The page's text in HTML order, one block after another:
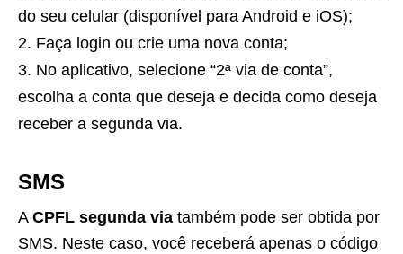
do seu celular (disponível para Android e iOS);
Faça login ou crie uma nova conta;
No aplicativo, selecione “2ª via de conta”,
escolha a conta que deseja e decida como deseja
receber a segunda via.
SMS
A CPFL segunda via também pode ser obtida por
SMS. Neste caso, você receberá apenas o código